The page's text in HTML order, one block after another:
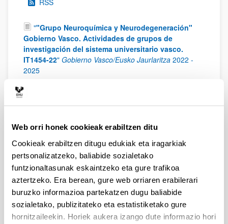
Web orri honek cookieak erabiltzen ditu
Cookieak erabiltzen ditugu edukiak eta iragarkiak
pertsonalizatzeko, baliabide sozialetako
funtzionaltasunak eskaintzeko eta gure trafikoa
aztertzeko. Era berean, gure web orriaren erabilerari
buruzko informazioa partekatzen dugu baliabide
sozialetako, publizitateko eta estatistiketako gure
hornitzaileekin. Horiek aukera izango dute informazio hori
RSS
""Grupo Neuroquímica y Neurodegeneración"
Gobierno Vasco. Actividades de grupos de
investigación del sistema universitario vasco.
IT1454-22" Gobierno Vasco/Eusko Jaurlaritza 2022 -
2025
investigación del sistema universitario vasco.
2025
""Grupo Neuroquímica y Neurodegeneración"
Gobierno Vasco. Actividades de grupos de
investigación del sistema universitario vasco.
IT1454-22"Gobierno Vasco/Eusko Jaurlaritza 2022-
2025
"Nuevas terapias para la enfermedad de
Alzheimer basadas en dianas de neurolípidos."